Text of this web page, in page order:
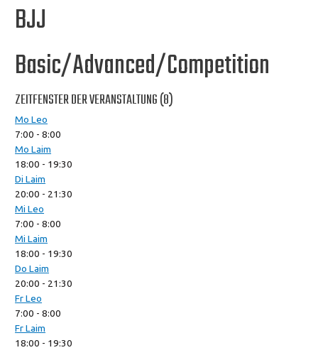
BJJ
Basic/Advanced/Competition
ZEITFENSTER DER VERANSTALTUNG (8)
Mo Leo
7:00 -8:00
Mo Laim
18:00 - 19:30
Di Laim
20:00 - 21:30
Mi Leo
7:00 -8:00
Mi Laim
18:00 - 19:30
Do Laim
20:00 - 21:30
Fr Leo
7:00 -8:00
Fr Laim
18:00 - 19:30